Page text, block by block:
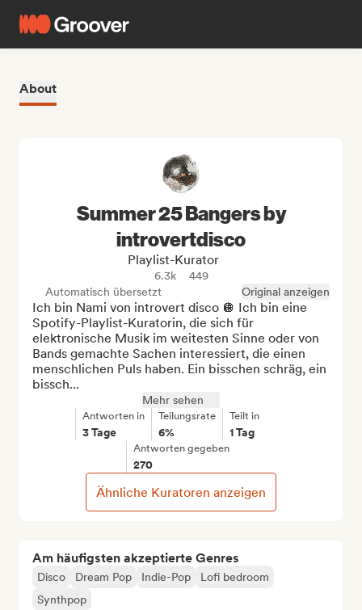
About
Am häufigsten akzeptierte Genres
Disco Dream Pop Indie-Pop
Lofi bedroom
Synthpop
Summer 25 Bangers by
introvertdisco
Playlist-Kurator
6.3k
449
Automatisch übersetzt
Original anzeigen
Ich bin Nami von introvert disco 🪩 Ich bin eine
Spotify-Playlist-Kuratorin, die sich für
elektronische Musik im weitesten Sinne oder von
Bands gemachte Sachen interessiert, die einen
menschlichen Puls haben. Ein bisschen schräg, ein
bissch...
Mehr sehen
Antworten in
3 Tage
Teilungsrate
6%
Teilt in
1 Tag
Antworten gegeben
270
Ähnliche Kuratoren anzeigen